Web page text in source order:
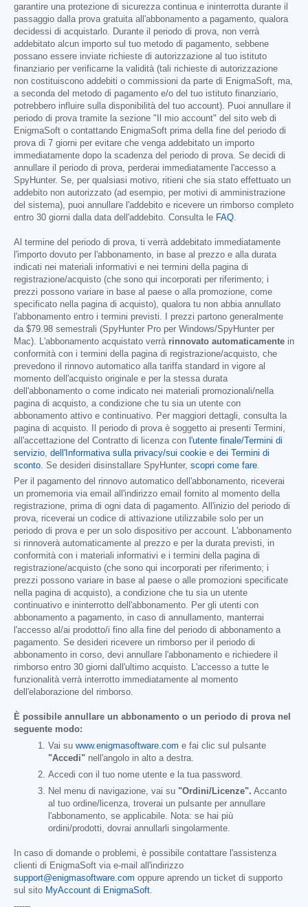
garantire una protezione di sicurezza continua e ininterrotta durante il
passaggio dalla prova gratuita all'abbonamento a pagamento, qualora
decidessi di acquistarlo. Durante il periodo di prova, non verrà
addebitato alcun importo sul tuo metodo di pagamento, sebbene
possano essere inviate richieste di autorizzazione al tuo istituto
finanziario per verificarne la validità (tali richieste di autorizzazione
non costituiscono addebiti o commissioni da parte di EnigmaSoft, ma,
a seconda del metodo di pagamento e/o del tuo istituto finanziario,
potrebbero influire sulla disponibilità del tuo account). Puoi annullare il
periodo di prova tramite la sezione "Il mio account" del sito web di
EnigmaSoft o contattando EnigmaSoft prima della fine del periodo di
prova di 7 giorni per evitare che venga addebitato un importo
immediatamente dopo la scadenza del periodo di prova. Se decidi di
annullare il periodo di prova, perderai immediatamente l'accesso a
SpyHunter. Se, per qualsiasi motivo, ritieni che sia stato effettuato un
addebito non autorizzato (ad esempio, per motivi di amministrazione
del sistema), puoi annullare l'addebito e ricevere un rimborso completo
entro 30 giorni dalla data dell'addebito. Consulta le FAQ
Al termine del periodo di prova, ti verrà addebitato immediatamente
l'importo dovuto per l'abbonamento, in base al prezzo e alla durata
indicati nei materiali informativi e nei termini della pagina di
registrazione/acquisto (che sono qui incorporati per riferimento; i
prezzi possono variare in base al paese o alla promozione, come
specificato nella pagina di acquisto), qualora tu non abbia annullato
l'abbonamento entro i termini previsti. I prezzi partono generalmente
da $79.98 semestrali (SpyHunter Pro per Windows/SpyHunter per
Mac). L'abbonamento acquistato verrà rinnovato automaticamente in
conformità con i termini della pagina di registrazione/acquisto, che
prevedono il rinnovo automatico alla tariffa standard in vigore al
momento dell'acquisto originale e per la stessa durata
dell'abbonamento o come indicato nei materiali promozionali/nella
pagina di acquisto, a condizione che tu sia un utente con
abbonamento attivo e continuativo. Per maggiori dettagli, consulta la
pagina di acquisto. Il periodo di prova è soggetto ai presenti Termini,
all'accettazione del Contratto di licenza con l'utente finale/Termini di
servizio dell'Informativa sulla privacy/sui cookie e dei Termini di
sconto . Se desideri disinstallare SpyHunter, scopri come fare
Per il pagamento del rinnovo automatico dell'abbonamento, riceverai
un promemoria via email all'indirizzo email fornito al momento della
registrazione, prima di ogni data di pagamento. All'inizio del periodo di
prova, riceverai un codice di attivazione utilizzabile solo per un
periodo di prova e per un solo dispositivo per account. L'abbonamento
si rinnoverà automaticamente al prezzo e per la durata previsti, in
conformità con i materiali informativi e i termini della pagina di
registrazione/acquisto (che sono qui incorporati per riferimento; i
prezzi possono variare in base al paese o alle promozioni specificate
nella pagina di acquisto), a condizione che tu sia un utente
continuativo e ininterrotto dell'abbonamento. Per gli utenti con
abbonamento a pagamento, in caso di annullamento, manterrai
l'accesso al/ai prodotto/i fino alla fine del periodo di abbonamento a
pagamento. Se desideri ricevere un rimborso per il periodo di
abbonamento in corso, devi annullare l'abbonamento e richiedere il
rimborso entro 30 giorni dall'ultimo acquisto. L'accesso a tutte le
funzionalità verrà interrotto immediatamente al momento
dell'elaborazione del rimborso.
È possibile annullare un abbonamento o un periodo di prova nel
seguente modo:
Vai su www.enigmasoftware.com e fai clic sul pulsante
"Accedi" nell'angolo in alto a destra.
Accedi con il tuo nome utente e la tua password.
Nel menu di navigazione, vai su "Ordini/Licenze". Accanto
al tuo ordine/licenza, troverai un pulsante per annullare
l'abbonamento, se applicabile. Nota: se hai più
ordini/prodotti, dovrai annullarli singolarmente.
In caso di domande o problemi, è possibile contattare l'assistenza
clienti di EnigmaSoft via e-mail all'indirizzo
support@enigmasoftware.com oppure aprendo un ticket di supporto
sul sito MyAccount di EnigmaSoft.